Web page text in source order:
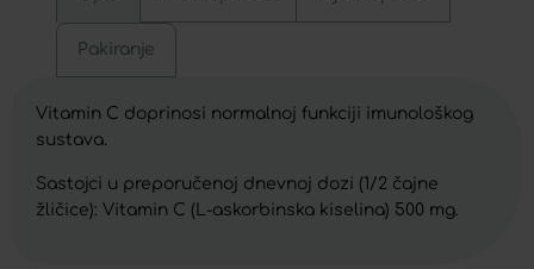
Pakiranje
Vitamin C doprinosi normalnoj funkciji imunološkog
sustava.
Sastojci u preporučenoj dnevnoj dozi (1/2 čajne
žličice): Vitamin C (L-askorbinska kiselina) 500 mg.